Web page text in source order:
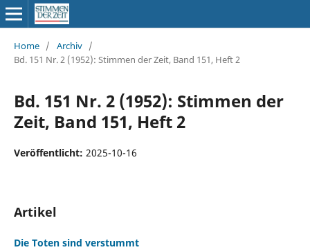
Home / Archiv /
Bd. 151 Nr. 2 (1952): Stimmen der Zeit, Band 151, Heft 2
Bd. 151 Nr. 2 (1952): Stimmen der
Zeit, Band 151, Heft 2
Veröffentlicht: 2025-10-16
Artikel
Die Toten sind verstummt